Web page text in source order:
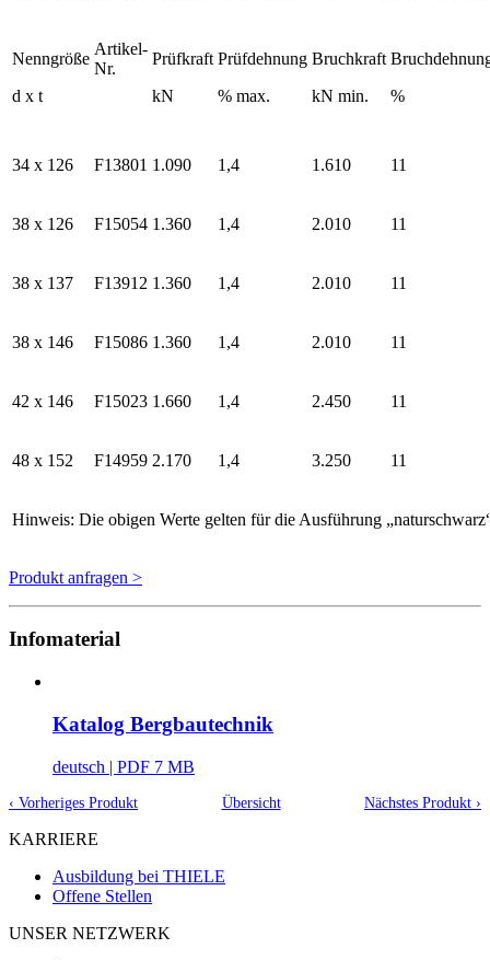
Nenngröße
d x t
Artikel-
Nr.
Prüfkraft
kN
Prüfdehnung
% max.
Bruchkraft
kN min.
%
34 x 126 F13801 1.090 1,4 1.610 11
38 x 126 F15054 1.360 1,4 2.010 11
38 x 137 F13912 1.360 1,4 2.010 11
38 x 146 F15086 1.360 1,4 2.010 11
42 x 146 F15023 1.660 1,4 2.450 11
48 x 152 F14959 2.170 1,4 3.250 11
Hinweis: Die obigen Werte gelten für die Ausführung
Produkt anfragen >
Infomaterial
Katalog Bergbautechnik
deutsch | PDF 7 MB
‹ Vorheriges Produkt Übersicht Nächstes Produkt ›
KARRIERE
Ausbildung bei THIELE
Offene Stellen
UNSER NETZWERK